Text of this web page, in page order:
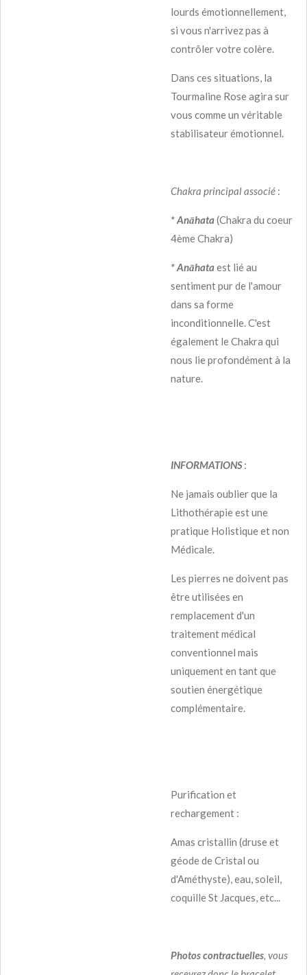
lourds émotionnellement,
si vous n'arrivez pas à
contrôler votre colère.
Dans ces situations, la
Tourmaline Rose agira sur
vous comme un véritable
stabilisateur émotionnel.
Chakra principal associé :
* Anāhata(Chakra du coeur
4ème Chakra)
* Anāhataest lié au
sentiment pur de l'amour
dans sa forme
inconditionnelle. C'est
également le Chakra qui
nous lie profondément à la
nature.
INFORMATIONS:
Ne jamais oublier que la
Lithothérapie est une
pratique Holistique et non
Médicale.
Les pierres ne doivent pas
être utilisées en
remplacement d'un
traitement médical
conventionnel mais
uniquement en tant que
soutien énergétique
complémentaire.
Purification et
rechargement :
Amas cristallin (druse et
géode de Cristal ou
d'Améthyste), eau, soleil,
coquille St Jacques, etc...
Photoscontractuelles, vous